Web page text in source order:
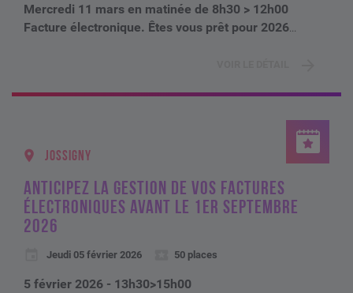
Mercredi 11 mars en matinée de 8h30 > 12h00
Facture électronique. Êtes vous prêt pour 2026
JOSSIGNY
ANTICIPEZ LA GESTION DE VOS FACTURES
ÉLECTRONIQUES AVANT LE 1ER SEPTEMBRE
2026
Jeudi 05 février 2026 50 places
5 février 2026 - 13h30>15h00